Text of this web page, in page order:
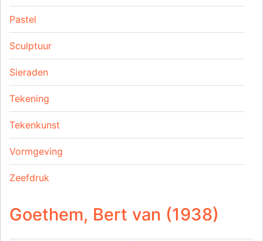
Pastel
Sculptuur
Sieraden
Tekening
Tekenkunst
Vormgeving
Zeefdruk
Goethem, Bert van (1938)